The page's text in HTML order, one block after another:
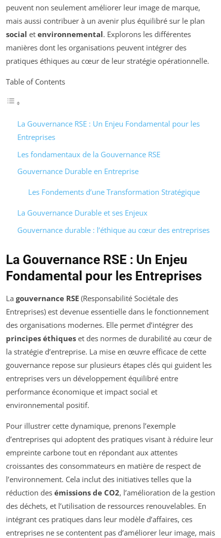
peuvent non seulement améliorer leur image de marque,
mais aussi contribuer à un avenir plus équilibré sur le plan
social et environnemental. Explorons les différentes
manières dont les organisations peuvent intégrer des
pratiques éthiques au cœur de leur stratégie opérationnelle.
Table of Contents
La Gouvernance RSE : Un Enjeu Fondamental pour les
Entreprises
Les fondamentaux de la Gouvernance RSE
Gouvernance Durable en Entreprise
Les Fondements d’une Transformation Stratégique
La Gouvernance Durable et ses Enjeux
Gouvernance durable : l’éthique au cœur des entreprises
La Gouvernance RSE : Un Enjeu
Fondamental pour les Entreprises
La gouvernance RSE (Responsabilité Sociétale des
Entreprises) est devenue essentielle dans le fonctionnement
des organisations modernes. Elle permet d’intégrer des
principes éthiques et des normes de durabilité au cœur de
la stratégie d’entreprise. La mise en œuvre efficace de cette
gouvernance repose sur plusieurs étapes clés qui guident les
entreprises vers un développement équilibré entre
performance économique et impact social et
environnemental positif.
Pour illustrer cette dynamique, prenons l’exemple
d’entreprises qui adoptent des pratiques visant à réduire leur
empreinte carbone tout en répondant aux attentes
croissantes des consommateurs en matière de respect de
l’environnement. Cela inclut des initiatives telles que la
réduction des émissions de CO2, l’amélioration de la gestion
des déchets, et l’utilisation de ressources renouvelables. En
intégrant ces pratiques dans leur modèle d’affaires, ces
entreprises ne se contentent pas d’améliorer leur image, mais